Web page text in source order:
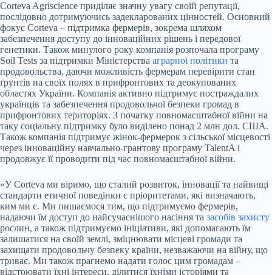
Corteva Agriscience приділяє значну увагу своїй репутації,
послідовно дотримуючись задекларованих цінностей. Основний
фокус Corteva – підтримка фермерів, зокрема шляхом
забезпечення доступу до інноваційних рішень і передової
генетики. Також минулого року компанія розпочала програму
Soil Tests за підтримки Міністерства аграрної політики та
продовольства, даючи можливість фермерам перевірити стан
ґрунтів на своїх полях в прифронтових та деокупованих
областях України. Компанія активно підтримує постраждалих
українців та забезпечення продовольчої безпеки громад в
прифронтових територіях. З початку повномасштабної війни на
таку соціальну підтримку було виділено понад 2 млн дол. США.
Також компанія підтримує жінок-фермерок з сільської місцевості
через інноваційну навчально-грантову програму TalentA і
продовжує її проводити під час повномасштабної війни.
«У Corteva ми віримо, що сталий розвиток, інновації та найвищі
стандарти етичної поведінки є пріоритетами, які визначають,
ким ми є. Ми пишаємося тим, що підтримуємо фермерів,
надаючи їм доступ до найсучаснішого насіння та засобів захисту
рослин, а також підтримуємо ініціативи, які допомагають їм
залишатися на своїй землі, зміцнювати місцеві громади та
захищати продовольчу безпеку країни, незважаючи на війну, що
триває. Ми також прагнемо надати голос цим громадам –
відстоювати їхні інтереси, ділитися їхніми історіями та